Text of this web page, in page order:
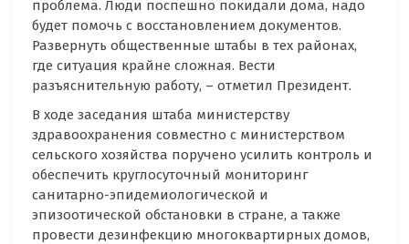
проблема. Люди поспешно покидали дома, надо
будет помочь с восстановлением документов.
Развернуть общественные штабы в тех районах,
где ситуация крайне сложная. Вести
разъяснительную работу, – отметил Президент.
В ходе заседания штаба министерству
здравоохранения совместно с министерством
сельского хозяйства поручено усилить контроль и
обеспечить круглосуточный мониторинг
санитарно-эпидемиологической и
эпизоотической обстановки в стране, а также
провести дезинфекцию многоквартирных домов,